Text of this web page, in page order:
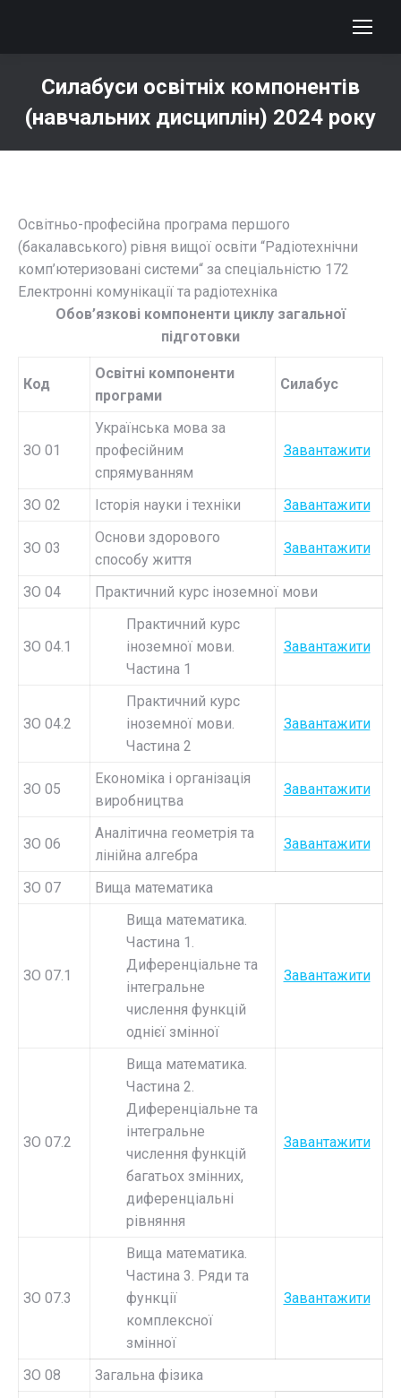
Силабуси освітніх компонентів
(навчальних дисциплін) 2024 року
Освітньо-професійна програма першого
(бакалавського) рівня вищої освіти “Радіотехнічни
комп’ютеризовані системи“ за спеціальністю 172
Електронні комунікації та радіотехніка
Обов’язкові компоненти циклу загальної
підготовки
Код
Освітні компоненти
програми
Силабус
ЗО 01
Українська мова за
професійним
спрямуванням
Завантажити
ЗО 02 Історія науки і техніки Завантажити
ЗО 03
Основи здорового
способу життя
Завантажити
ЗО 04 Практичний курс іноземної мови
ЗО 04.1
Практичний курс
іноземної мови.
Частина 1
Завантажити
ЗО 04.2
Практичний курс
іноземної мови.
Частина 2
Завантажити
ЗО 05
Економіка і організація
виробництва
Завантажити
ЗО 06
Аналітична геометрія та
лінійна алгебра
Завантажити
ЗО 07 Вища математика
ЗО 07.1
Вища математика.
Частина 1.
Диференціальне та
інтегральне
числення функцій
однієї змінної
Завантажити
ЗО 07.2
Вища математика.
Частина 2.
Диференціальне та
інтегральне
числення функцій
багатьох змінних,
диференціальні
рівняння
Завантажити
ЗО 07.3
Вища математика.
Частина 3. Ряди та
функції
комплексної
змінної
Завантажити
ЗО 08 Загальна фізика